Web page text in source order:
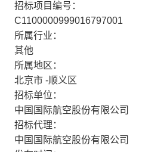
招标项目编号：
C1100000999016797001
所属行业：
其他
所属地区：
北京市 -顺义区
招标单位：
中国国际航空股份有限公司
招标代理：
中国国际航空股份有限公司